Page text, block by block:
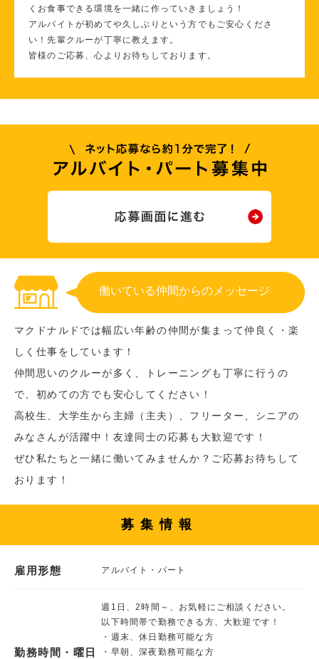
くお食事できる環境を一緒に作っていきましょう！
アルバイトが初めてや久しぶりという方でもご安心くださ
い！先輩クルーが丁寧に教えます。
皆様のご応募、心よりお待ちしております。
働いている仲間からのメッセージ
マクドナルドでは幅広い年齢の仲間が集まって仲良く・楽
しく仕事をしています！
仲間思いのクルーが多く、トレーニングも丁寧に行うの
で、初めての方でも安心してください！
高校生、大学生から主婦（主夫）、フリーター、シニアの
みなさんが活躍中！友達同士の応募も大歓迎です！
ぜひ私たちと一緒に働いてみませんか？ご応募お待ちして
おります！
募集情報
雇用形態 アルバイト・パート
勤務時間・曜日
週1日、2時間～、お気軽にご相談ください。
以下時間帯で勤務できる方、大歓迎です！
・週末、休日勤務可能な方
・早朝、深夜勤務可能な方